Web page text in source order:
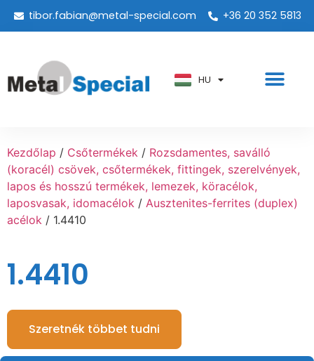
tibor.fabian@metal-special.com +36 20 352 5813
HU
PT
AR
Kezdőlap / Csőtermékek / Rozsdamentes, saválló
(koracél) csövek, csőtermékek, fittingek, szerelvények,
lapos és hosszú termékek, lemezek, köracélok,
laposvasak, idomacélok / Ausztenites-ferrites (duplex)
acélok / 1.4410
1.4410
Szeretnék többet tudni